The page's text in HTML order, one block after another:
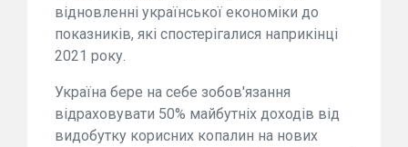
відновленні української економіки до
показників, які спостерігалися наприкінці
2021 року.
Україна бере на себе зобов'язання
відраховувати 50% майбутніх доходів від
видобутку корисних копалин на нових